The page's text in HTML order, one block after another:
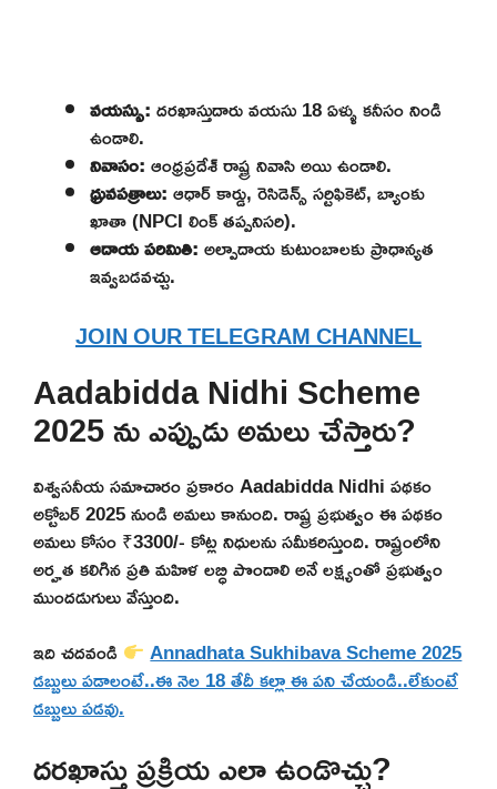
వయస్సు:దరఖాస్తుదారు వయసు 18 ఏళ్ళు కనీసం నిండి
ఉండాలి.
నివాసం:ఆంధ్రప్రదేశ్ రాష్ట్ర నివాసి అయి ఉండాలి.
ధ్రువపత్రాలు:ఆధార్ కార్డు, రెసిడెన్స్ సర్టిఫికెట్, బ్యాంకు
ఖాతా (NPCI లింక్ తప్పనిసరి).
ఆదాయ పరిమితి:అల్పాదాయ కుటుంబాలకు ప్రాధాన్యత
ఇవ్వబడవచ్చు.
JOIN OUR TELEGRAM CHANNEL
Aadabidda Nidhi Scheme
2025 ను ఎప్పుడు అమలు చేస్తారు?
విశ్వసనీయ సమాచారం ప్రకారం Aadabidda Nidhi పథకం
అక్టోబర్ 2025 నుండి అమలు కానుంది. రాష్ట్ర ప్రభుత్వం ఈ పథకం
అమలు కోసం ₹3300/- కోట్ల నిధులను సమీకరిస్తుంది. రాష్ట్రంలోని
అర్హత కలిగిన ప్రతి మహిళ లబ్ధి పొందాలి అనే లక్ష్యంతో ప్రభుత్వం
ముందడుగులు వేస్తుంది.
ఇది చదవండి
Annadhata Sukhibava Scheme 2025
డబ్బులు పడాలంటే..ఈ నెల 18 తేదీ కల్లా ఈ పని చేయండి..లేకుంటే
డబ్బులు పడవు.
దరఖాస్తు ప్రక్రియ ఎలా ఉండొచ్చు?